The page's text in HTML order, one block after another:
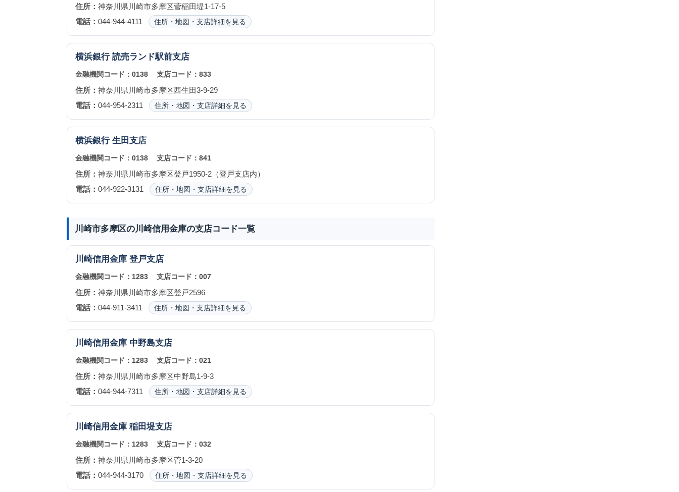
住所： 神奈川県川崎市多摩区菅稲田堤1-17-5
電話： 044-944-4111 住所・地図・支店詳細を見る
横浜銀行 読売ランド駅前支店
金融機関コード： 0138 支店コード： 833
住所： 神奈川県川崎市多摩区西生田3-9-29
電話： 044-954-2311 住所・地図・支店詳細を見る
横浜銀行 生田支店
金融機関コード： 0138 支店コード： 841
住所： 神奈川県川崎市多摩区登戸1950-2（登戸支店内）
電話： 044-922-3131 住所・地図・支店詳細を見る
川崎市多摩区の川崎信用金庫の支店コード一覧
川崎信用金庫 登戸支店
金融機関コード： 1283 支店コード： 007
住所： 神奈川県川崎市多摩区登戸2596
電話： 044-911-3411 住所・地図・支店詳細を見る
川崎信用金庫 中野島支店
金融機関コード： 1283 支店コード： 021
住所： 神奈川県川崎市多摩区中野島1-9-3
電話： 044-944-7311 住所・地図・支店詳細を見る
川崎信用金庫 稲田堤支店
金融機関コード： 1283 支店コード： 032
住所： 神奈川県川崎市多摩区菅1-3-20
電話： 044-944-3170 住所・地図・支店詳細を見る